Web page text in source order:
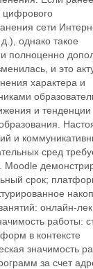
цифрового
сети
однако такое
полноценно
и это
характера и
и тенденции
и
сред
Moodle
срок;
онлайн-
работы:
в контексте
значимость
за счет